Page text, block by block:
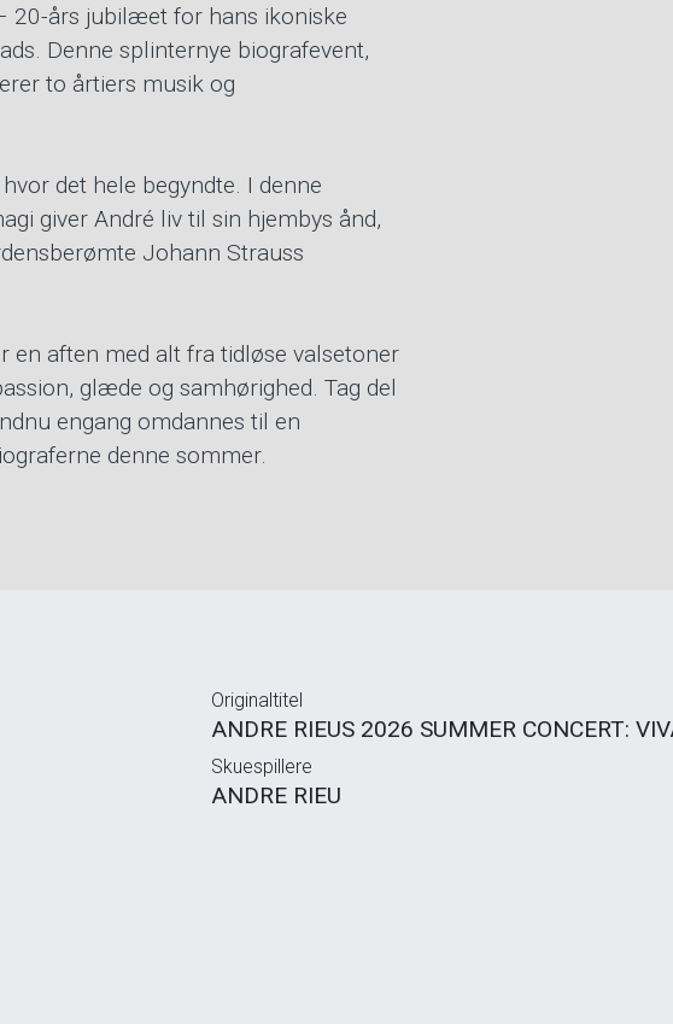
20-års jubilæet for hans ikoniske
Denne splinternye biografevent,
to årtiers musik og
det hele begyndte. I denne
giver André liv til sin hjembys ånd,
Johann Strauss
aften med alt fra tidløse valsetoner
glæde og samhørighed. Tag del
engang omdannes til en
denne sommer.
Originaltitel
ANDRE RIEUS 2026 SUMMER CONCERT:
Skuespillere
ANDRE RIEU